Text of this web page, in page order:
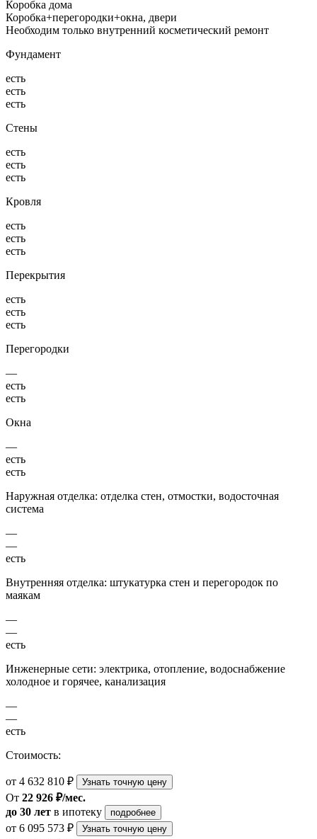
Коробка дома
Коробка+перегородки+окна, двери
Необходим только внутренний косметический ремонт
Фундамент
есть
есть
есть
Стены
есть
есть
есть
Кровля
есть
есть
есть
Перекрытия
есть
есть
есть
Перегородки
—
есть
есть
Окна
—
есть
есть
Наружная отделка: отделка стен, отмостки, водосточная
система
—
—
есть
Внутренняя отделка: штукатурка стен и перегородок по
маякам
—
—
есть
Инженерные сети: электрика, отопление, водоснабжение
холодное и горячее, канализация
—
—
есть
Стоимость:
от 4 632 810 ₽ Узнать точную цену
От 22 926 ₽/мес.
до 30 лет в ипотеку подробнее
от 6 095 573 ₽ Узнать точную цену